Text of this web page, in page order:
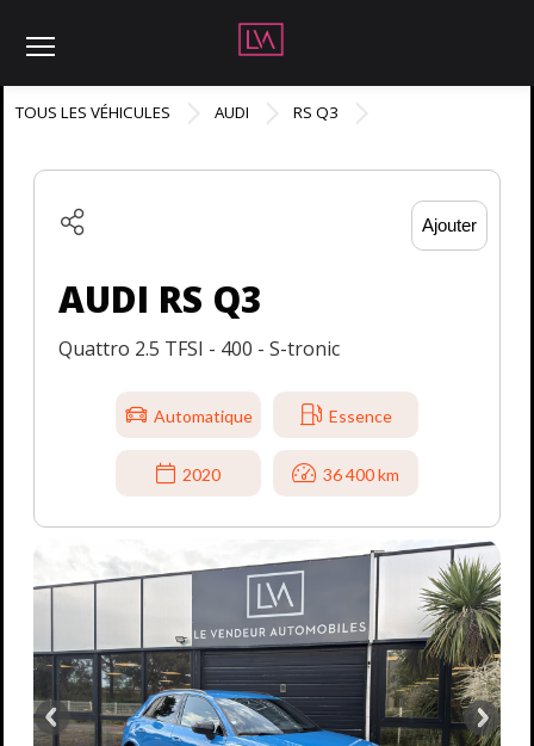
TOUS LES VÉHICULES AUDI RS Q3
Ajouter
AUDI RS Q3
Quattro 2.5 TFSI - 400 - S-tronic
Automatique Essence
2020 36 400 km